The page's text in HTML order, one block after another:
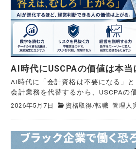
AI時代にUSCPAの価値は本当
AI時代に「会計資格は不要になる」
会計業務を代替するから、USCPAの
2026年5月7日 資格取得/転職 管理人